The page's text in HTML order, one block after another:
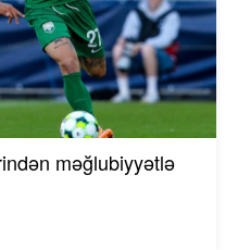
məğlubiyyətlə